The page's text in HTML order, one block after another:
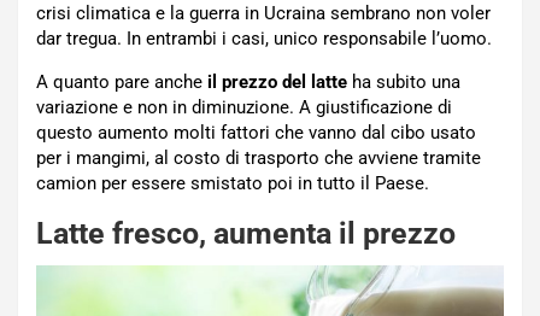
crisi climatica e la guerra in Ucraina sembrano non voler
dar tregua. In entrambi i casi, unico responsabile l’uomo.
A quanto pare anche il prezzo del latte ha subito una
variazione e non in diminuzione. A giustificazione di
questo aumento molti fattori che vanno dal cibo usato
per i mangimi, al costo di trasporto che avviene tramite
camion per essere smistato poi in tutto il Paese.
Latte fresco, aumenta il prezzo